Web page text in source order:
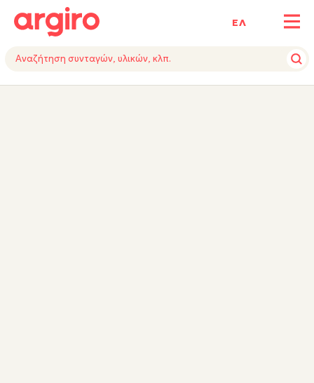
ΕΛ
ΥΛΙΚΑΕΚΤΕΛΕΣΗΕΞΟΠΛΙΣΜΟΣ